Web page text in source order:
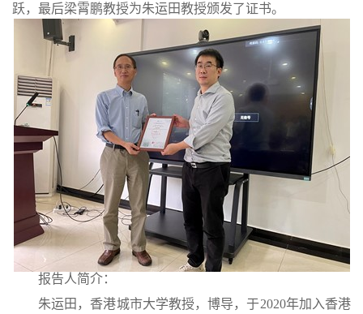
跃，最后梁霄鹏教授为朱运田教授颁发了证书。
报告人简介：
朱运田，香港城市大学教授，博导，于2020年加入香港